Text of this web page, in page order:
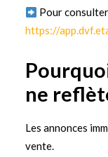
Pour
https://
ne
Les annonces
vente.